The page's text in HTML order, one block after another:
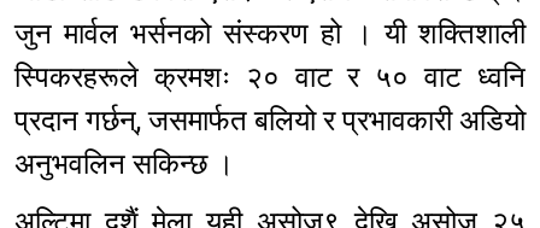
जुन मार्वल भर्सनको संस्करण हो । यी शक्तिशाली
स्पिकरहरूले क्रमशः २० वाट र ५० वाट ध्वनि
प्रदान गर्छन्, जसमार्फत बलियो र प्रभावकारी अडियो
अनुभवलिन सकिन्छ ।